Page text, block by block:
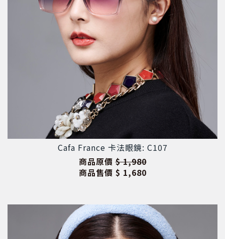
Cafa France 卡法眼鏡: C107
商品原價 $ 1,980
商品售價 $ 1,680